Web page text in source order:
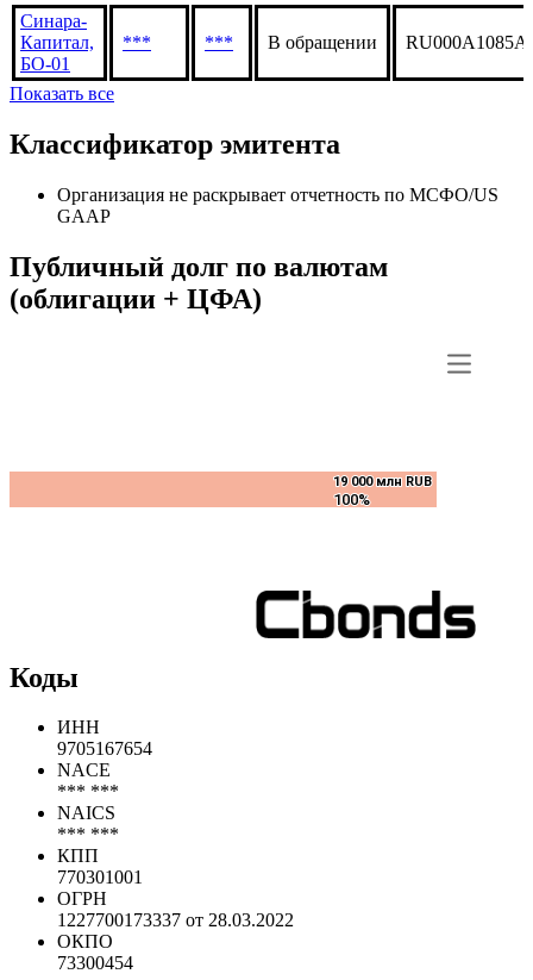
Синара-
Капитал,
БО-01
*** *** В обращении
Показать все
Классификатор эмитента
Организация не раскрывает отчетность по МСФО/US
GAAP
Публичный долг по валютам
(облигации + ЦФА)
19 000 млн RUB
100%
19 000 млн RUB
100%
Коды
ИНН
9705167654
NACE
*** ***
NAICS
*** ***
КПП
770301001
ОГРН
1227700173337 от 28.03.2022
ОКПО
73300454